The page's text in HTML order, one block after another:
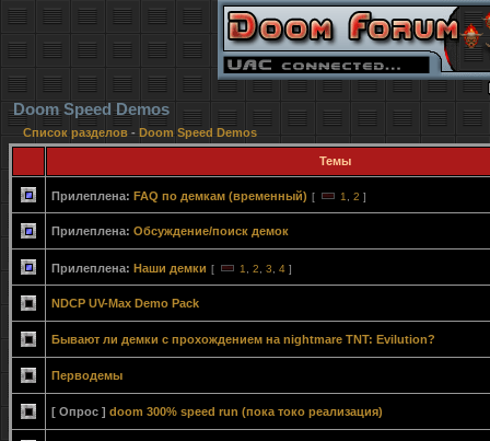
Doom Speed Demos
Список разделов - Doom Speed Demos
Темы
Прилеплена: FAQ по демкам (временный) [ 1 2 ]
Прилеплена: Обсуждение/поиск демок
Прилеплена: Наши демки [ 1 2 3 4 ]
NDCP UV-Max Demo Pack
Бывают ли демки с прохождением на nightmare TNT: Evilution?
Перводемы
[ Опрос ] doom 300% speed run (пока токо реализация)